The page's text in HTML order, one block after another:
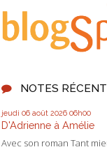
NOTES
jeudi 06 août 2026 06h00
D'Adrienne à Amélie
Avec son roman Tant